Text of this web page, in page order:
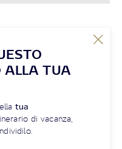
ALLA TUA
tua
di vacanza,